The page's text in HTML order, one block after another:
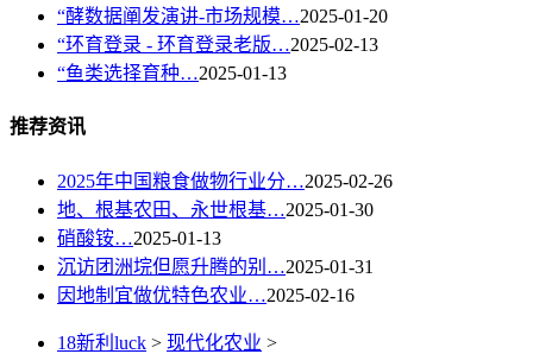
“酵数据阐发演讲-市场规模…2025-01-20
“环育登录 - 环育登录老版…2025-02-13
“鱼类选择育种…2025-01-13
推荐资讯
2025年中国粮食做物行业分…2025-02-26
地、根基农田、永世根基…2025-01-30
硝酸铵…2025-01-13
沉访团洲垸但愿升腾的别…2025-01-31
因地制宜做优特色农业…2025-02-16
18新利luck > 现代化农业 >